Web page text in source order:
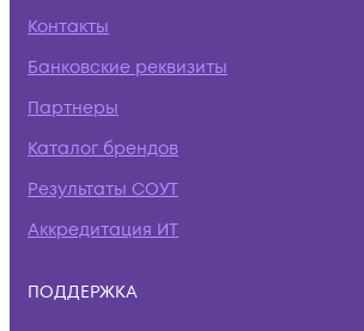
Контакты
Банковские реквизиты
Партнеры
Каталог брендов
Результаты СОУТ
Аккредитация ИТ
ПОДДЕРЖКА